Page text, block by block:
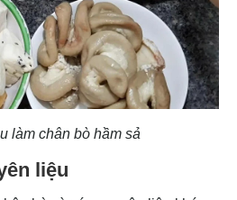
làm chân bò hầm sả
liệu